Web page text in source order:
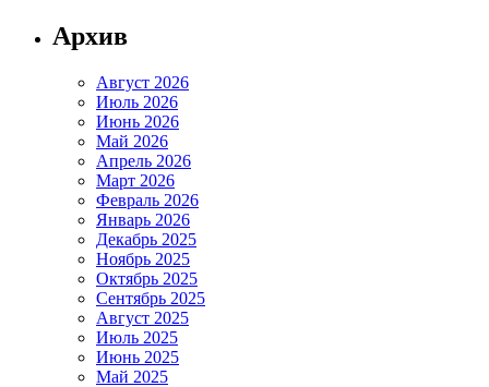
Архив
Август 2026
Июль 2026
Июнь 2026
Май 2026
Апрель 2026
Март 2026
Февраль 2026
Январь 2026
Декабрь 2025
Ноябрь 2025
Октябрь 2025
Сентябрь 2025
Август 2025
Июль 2025
Июнь 2025
Май 2025